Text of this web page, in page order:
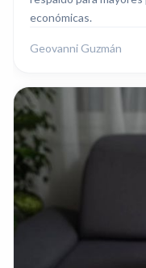
económicas.
Geovanni Guzmán